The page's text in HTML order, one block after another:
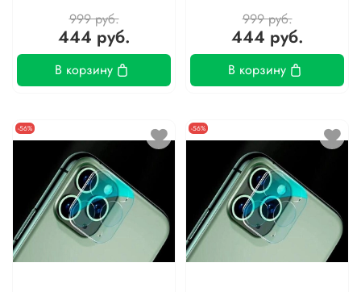
999 руб.
444 руб.
В корзину
999 руб.
444 руб.
В корзину
-56% -56%